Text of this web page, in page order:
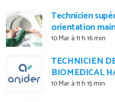
Technicien
orientation
10 Mar à 11 h 16 min
TECHNICIEN
BIOMEDICAL
10 Mar à 11 h 15 min